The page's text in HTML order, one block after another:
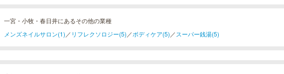
一宮・小牧・春日井にあるその他の業種
メンズネイルサロン(1) ／ リフレクソロジー(5) ／ボディケア(5) ／ スーパー銭湯(5)